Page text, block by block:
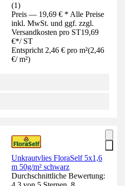
(1)
Preis — 19,69 € * Alle Preise
inkl. MwSt. und ggf. zzgl.
Versandkosten pro ST19,69
€*/ ST
Entspricht 2,46 € pro m²(2,46
€/ m²)
Unkrautvlies FloraSelf 5x1,6
m 50g/m² schwarz
Durchschnittliche Bewertung: